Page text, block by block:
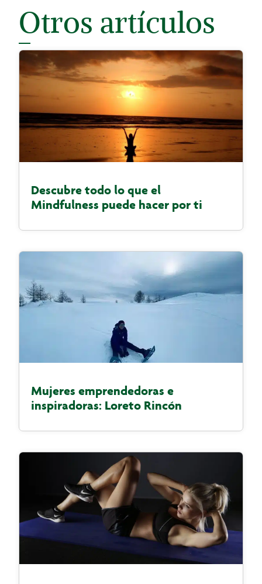
Otros artículos
Descubre todo lo que el
Mindfulness puede hacer por ti
Mujeres emprendedoras e
inspiradoras: Loreto Rincón